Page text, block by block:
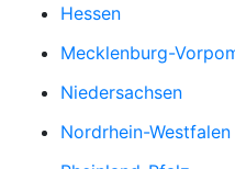
Hessen
Mecklenburg-
Niedersachsen
Nordrhein-Westfalen